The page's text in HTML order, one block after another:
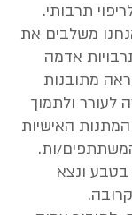
תרבותי.
משלבים את
אדמה
מתובנות
לעורר ולתמוך
האישיות
ות.
ונצא